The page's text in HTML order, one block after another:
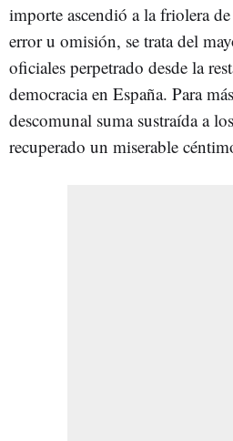
importe ascendió a la friolera
error u omisión, se trata del
oficiales perpetrado desde la
democracia en España. Para
descomunal suma sustraída a
recuperado un miserable